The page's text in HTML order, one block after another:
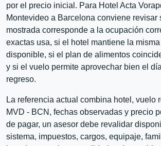
por el precio inicial. Para Hotel Acta
Montevideo a Barcelona conviene revisar
mostrada corresponde a la ocupación
exactas usa, si el hotel mantiene la
disponible, si el plan de alimentos
y si el vuelo permite aprovechar bien el
regreso.
La referencia actual combina hotel, vuelo
MVD - BCN, fechas observadas y precio
de pagar, un asesor debe revalidar
sistema, impuestos, cargos, equipaje,